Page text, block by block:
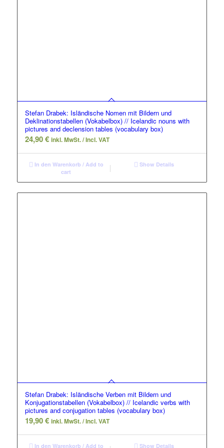
Stefan Drabek: Isländische Nomen mit Bildern und
Deklinationstabellen (Vokabelbox) // Icelandic nouns with
pictures and declension tables (vocabulary box)
24,90€ inkl. MwSt. / Incl. VAT
In den Warenkorb / Add to
cart
Show Details
Stefan Drabek: Isländische Verben mit Bildern und
Konjugationstabellen (Vokabelbox) // Icelandic verbs with
pictures and conjugation tables (vocabulary box)
19,90€ inkl. MwSt. / Incl. VAT
In den Warenkorb / Add to Show Details